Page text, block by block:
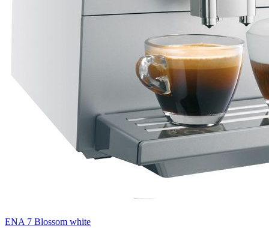
ENA 7 Blossom white